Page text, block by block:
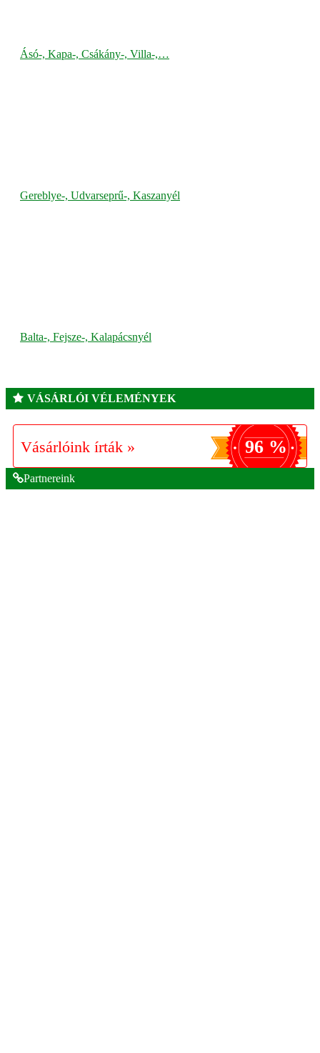
Ásó-, Kapa-, Csákány-, Villa-,…
Gereblye-, Udvarseprű-, Kaszanyél
Balta-, Fejsze-, Kalapácsnyél
VÁSÁRLÓI VÉLEMÉNYEK
Vásárlóink írták » 96 %
Partnereink